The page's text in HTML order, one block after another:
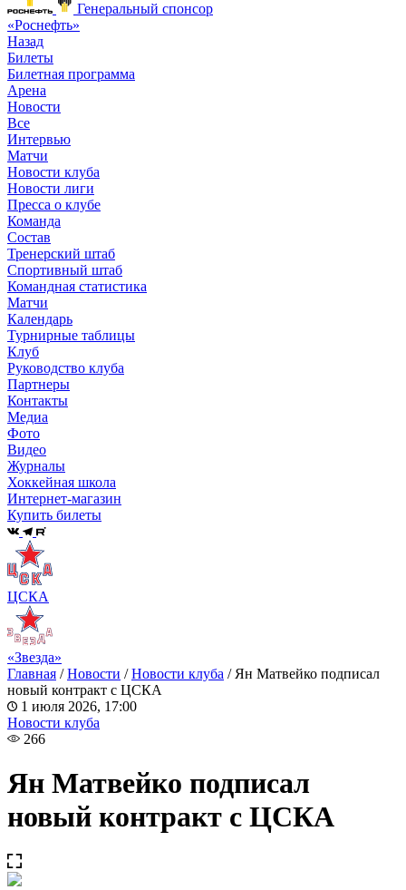
Генеральный спонсор
«Роснефть»
Назад
Билеты
Билетная программа
Арена
Новости
Все
Интервью
Матчи
Новости клуба
Новости лиги
Пресса о клубе
Команда
Состав
Тренерский штаб
Спортивный штаб
Командная статистика
Матчи
Календарь
Турнирные таблицы
Клуб
Руководство клуба
Партнеры
Контакты
Медиа
Фото
Видео
Журналы
Хоккейная школа
Интернет-магазин
Купить билеты
ЦСКА
«Звезда»
Главная /Новости /Новости клуба / Ян Матвейко подписал
новый контракт с ЦСКА
1 июля 2026, 17:00
Новости клуба
266
Ян Матвейко подписал
новый контракт с ЦСКА